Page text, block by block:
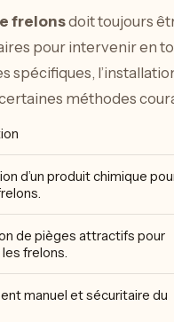
frelonsdoit toujours
pour intervenir en
spécifiques,
méthodes
d’un produit chimique
de pièges attractifs pour
frelons.
manuel et sécuritaire du